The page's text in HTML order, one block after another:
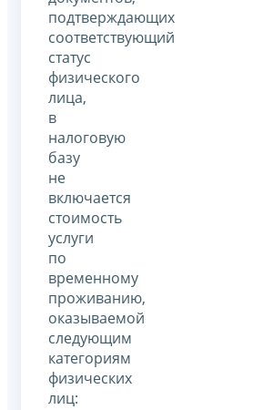
подтверждающих
соответствующий
статус
физического
лица,
в
налоговую
базу
не
включается
стоимость
услуги
по
временному
проживанию,
оказываемой
следующим
категориям
физических
лиц: